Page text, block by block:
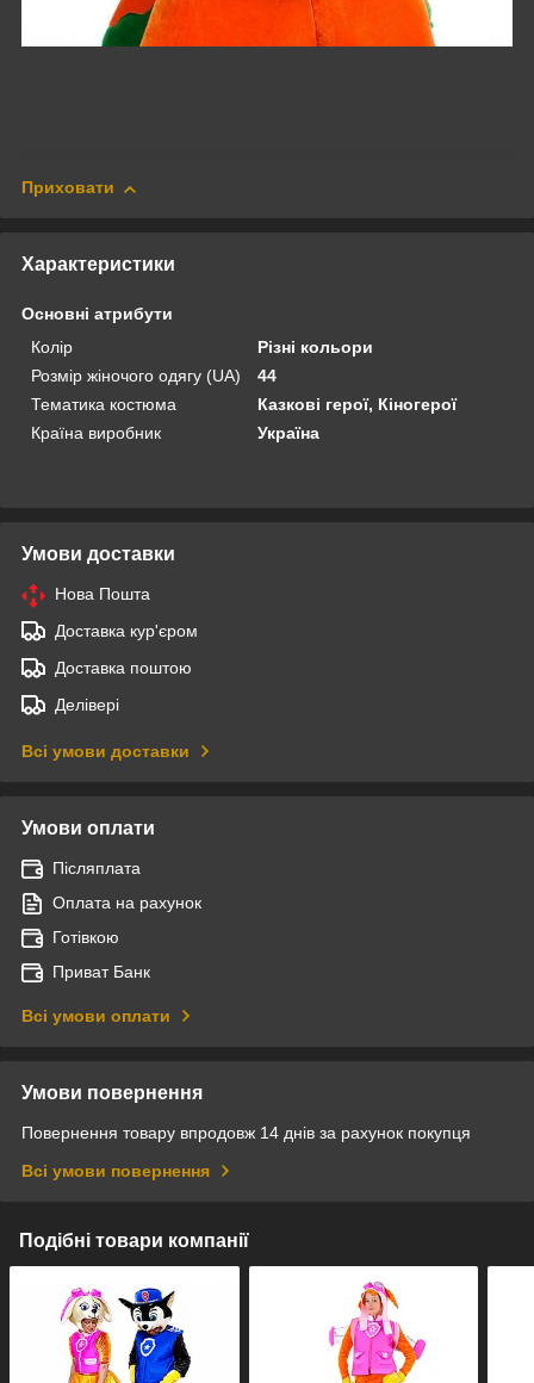
Приховати
Характеристики
Основні атрибути
Колір
Різні кольори
Розмір жіночого одягу (UA)
44
Тематика костюма
Казкові герої, Кіногерої
Країна виробник
Україна
Умови доставки
Нова Пошта
Доставка кур'єром
Доставка поштою
Делівері
Всі умови доставки
Умови оплати
Післяплата
Оплата на рахунок
Готівкою
Приват Банк
Всі умови оплати
Умови повернення
Повернення товару впродовж 14 днів за рахунок покупця
Всі умови повернення
Подібні товари компанії